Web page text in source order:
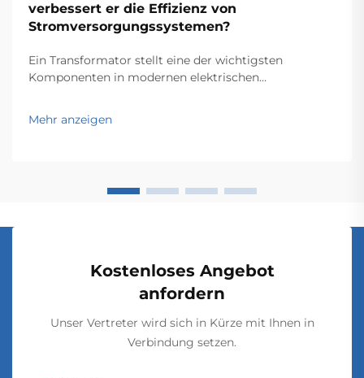
verbessert er die Effizienz von
Stromversorgungssystemen?
Ein Transformator stellt eine der wichtigsten
Komponenten in modernen elektrischen
Grundlage für eine effiziente Energieübertragung und
-verteilung über große Netze hinweg. Diese
Mehr anzeigen
Kostenloses Angebot
anfordern
Unser Vertreter wird sich in Kürze mit Ihnen in
Verbindung setzen.